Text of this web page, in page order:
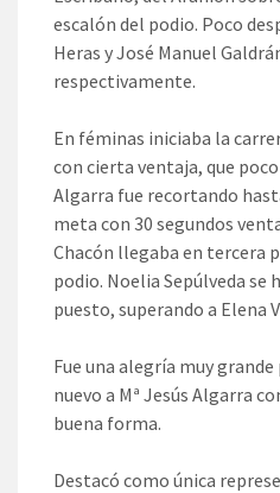
escalón del podio. Poco
Heras y José Manuel
respectivamente.
En féminas iniciaba la
con cierta ventaja, que
Algarra fue recortando
meta con 30 segundos
Chacón llegaba en tercera
podio. Noelia Sepúlveda se
puesto, superando a Elena
Fue una alegría muy
nuevo a Mª Jesús Algarra
buena forma.
Destacó como única